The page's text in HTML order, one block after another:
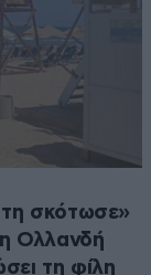
σκότωσε»
Ολλανδή
τη φίλη